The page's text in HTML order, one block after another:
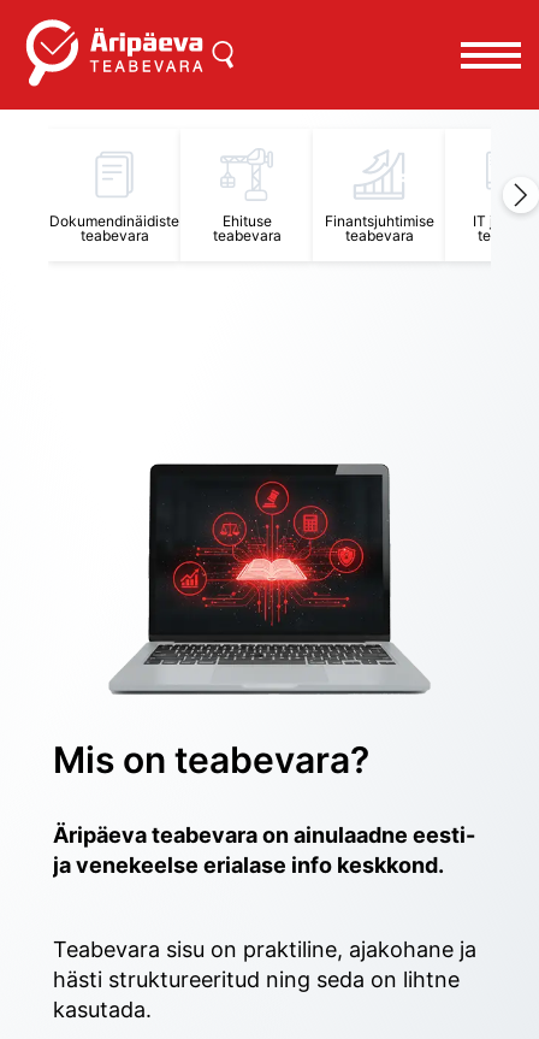
Dokumendinäidiste
teabevara
Ehituse
teabevara
Finantsjuhtimise
teabevara
IT
Mis on teabevara?
Äripäeva teabevara on ainulaadne eesti-
ja venekeelse erialase info keskkond.
Teabevara sisu on praktiline, ajakohane ja
hästi struktureeritud ning seda on lihtne
kasutada.